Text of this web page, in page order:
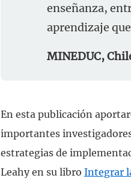
enseñanza,
aprendizaje
MINEDUC,
En esta publicación
importantes
estrategias de
Leahy en su libro Integrar